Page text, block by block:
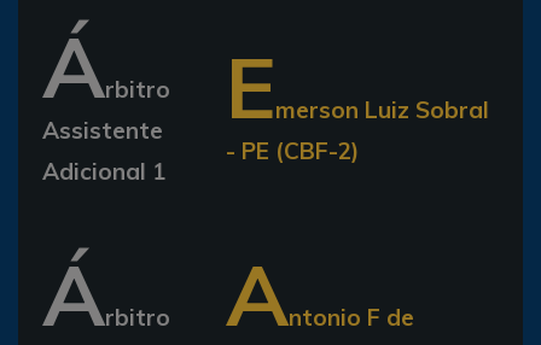
Árbitro
Assistente
Adicional 1
Emerson Luiz Sobral
- PE (CBF-2)
Árbitro
Antonio F de